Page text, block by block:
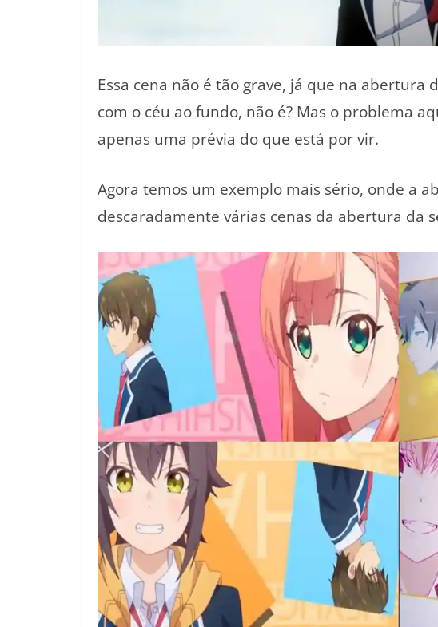
Essa cena não é tão grave, já que na abertura
com o céu ao fundo, não é? Mas o problema
apenas uma prévia do que está por vir.
Agora temos um exemplo mais sério, onde a
descaradamente várias cenas da abertura da